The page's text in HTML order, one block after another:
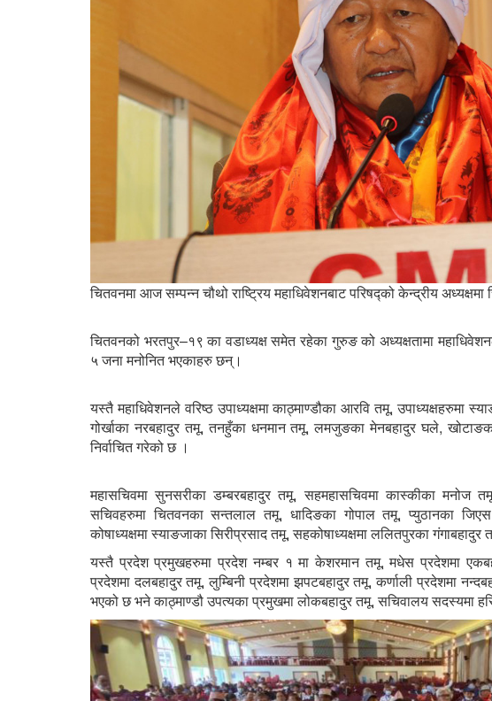
चितवनमा आज सम्पन्न चौथो राष्ट्रिय महाधिवेशनबाट परिषद्को केन्द्रीय अध्यक्षमा
चितवनको भरतपुर–१९ का वडाध्यक्ष समेत रहेका गुरुङ को अध्यक्षतामा
५ जना मनोनित भएकाहरु छन्।
यस्तै महाधिवेशनले वरिष्ठ उपाध्यक्षमा काठ्माण्डौका आरवि तमू,
गोर्खाका नरबहादुर तमू, तनहुँका धनमान तमू, लमजुङका मेनबहादुर घले, खोटाङका
निर्वाचित गरेको छ ।
महासचिवमा सुनसरीका डम्बरबहादुर तमू, सहमहासचिवमा कास्कीका मनोज
सचिवहरुमा चितवनका सन्तलाल तमू, धादिङका गोपाल तमू, प्युठानका
कोषाध्यक्षमा स्याङजाका सिरीप्रसाद तमू, सहकोषाध्यक्षमा ललितपुरका गंगाबहादुर
यस्तै प्रदेश प्रमुखहरुमा प्रदेश नम्बर १ मा केशरमान तमू, मधेस प्रदेशमा
प्रदेशमा दलबहादुर तमू, लुम्बिनी प्रदेशमा झपटबहादुर तमू, कर्णाली प्रदेशमा
भएको छ भने काठ्माण्डौ उपत्यका प्रमुखमा लोकबहादुर तमू, सचिवालय सदस्यमा